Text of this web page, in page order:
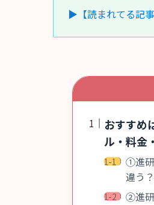
▶【読まれてる記
おすすめ
ル・料金
①進研
違う？
②進研